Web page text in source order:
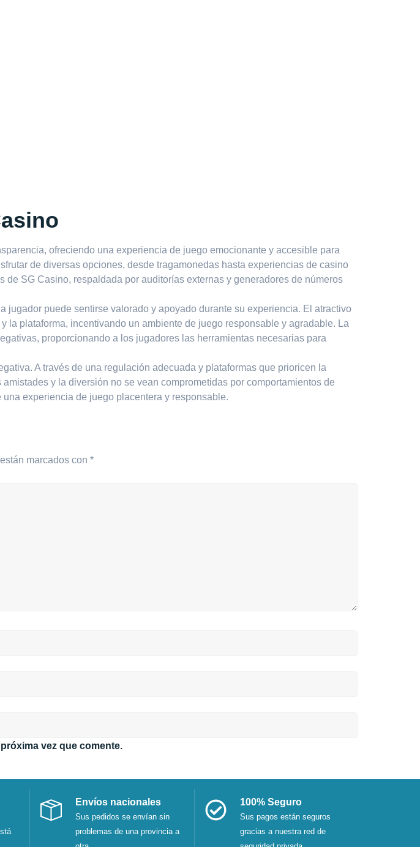
ofreciendo una experiencia de juego emocionante y accesible para
de diversas opciones, desde tragamonedas hasta experiencias de casino
SG Casino, respaldada por auditorías externas y generadores de números
puede sentirse valorado y apoyado durante su experiencia. El atractivo
plataforma, incentivando un ambiente de juego responsable y agradable. La
proporcionando a los jugadores las herramientas necesarias para
A través de una regulación adecuada y plataformas que prioricen la
y la diversión no se vean comprometidas por comportamientos de
experiencia de juego placentera y responsable.
marcados con *
vez que comente.
Envíos nacionales
Sus pedidos se envían sin
problemas de una provincia a
100% Seguro
Sus pagos están seguros
gracias a nuestra red de